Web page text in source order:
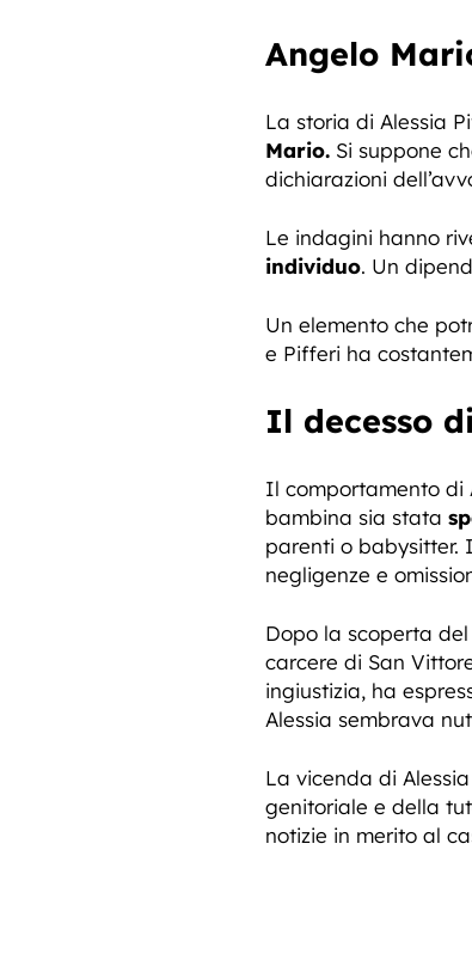
Angelo
La storia di Alessia
Mario. Si suppone
dichiarazioni
Le indagini hanno
individuo. Un
Un elemento che
e Pifferi ha
Il decesso
Il comportamento di
bambina sia stata
parenti o babysitter.
negligenze e
Dopo la scoperta
carcere di San
ingiustizia, ha
Alessia sembrava
La vicenda di
genitoriale e della
notizie in merito al